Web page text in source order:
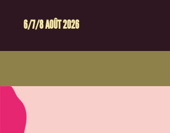
6/7/8 AOÛT 2026